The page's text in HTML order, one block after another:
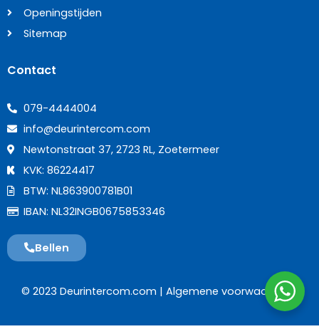
Openingstijden
Sitemap
Contact
079-4444004
info@deurintercom.com
Newtonstraat 37, 2723 RL, Zoetermeer
KVK: 86224417
BTW: NL863900781B01
IBAN: NL32INGB0675853346
Bellen
© 2023 Deurintercom.com | Algemene voorwaarden|